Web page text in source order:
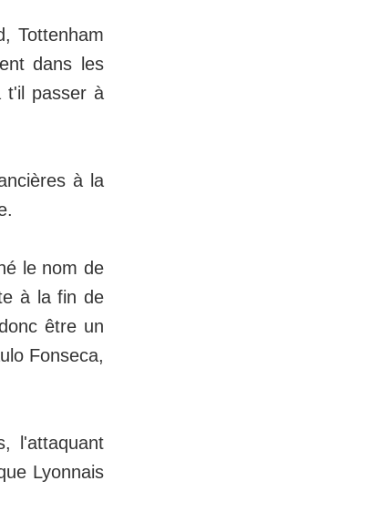
Tottenham
dans les
t'il passer à
à la
le nom de
à la fin de
être un
Fonseca,
l'attaquant
Lyonnais